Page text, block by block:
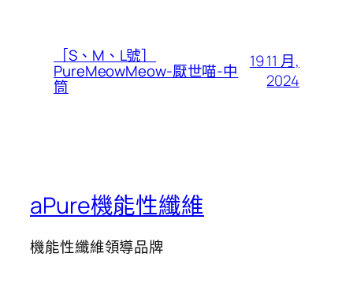
［S、M、L號］
PureMeowMeow-厭世喵-中
筒
19 11 月,
2024
aPure機能性纖維
機能性纖維領導品牌